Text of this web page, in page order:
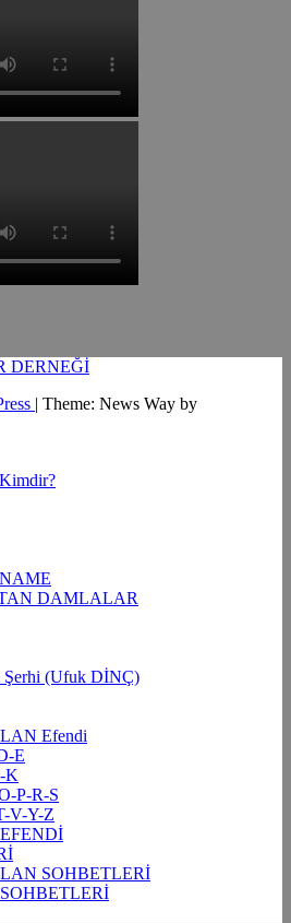
| Theme: News Way by
DAMLALAR
Şerhi (Ufuk DİNÇ)
Efendi
E
K
P-R-S
V-Y-Z
SOHBETLERİ